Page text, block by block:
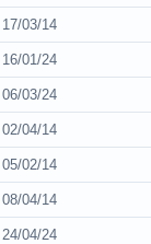
17/03/14
16/01/24
06/03/24
02/04/14
05/02/14
08/04/14
24/04/24